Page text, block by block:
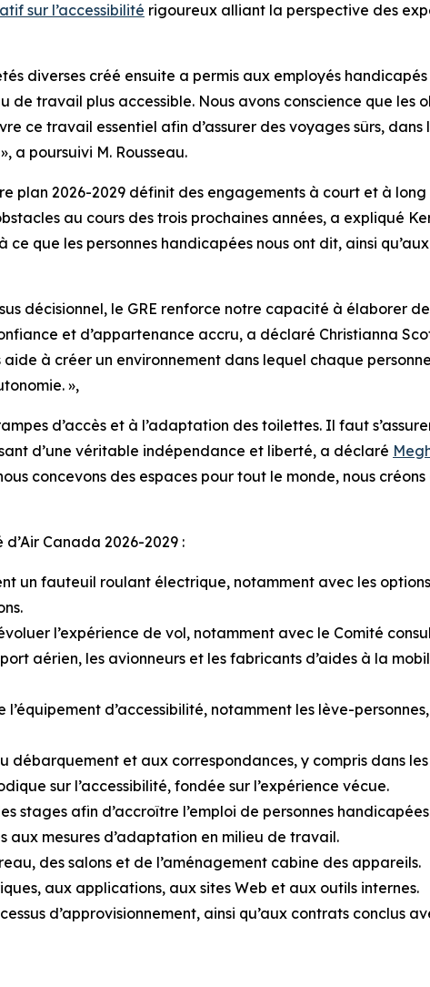
sur l’accessibilité rigoureux alliant la perspective des
diverses créé ensuite a permis aux employés
de travail plus accessible. Nous avons conscience que les
ce travail essentiel afin d’assurer des voyages sûrs,
a poursuivi M. Rousseau.
plan 2026-2029 définit des engagements à court et à
au cours des trois prochaines années, a expliqué
que les personnes handicapées nous ont dit, ainsi
décisionnel, le GRE renforce notre capacité à élaborer
et d’appartenance accru, a déclaré Christianna
à créer un environnement dans lequel chaque
»,
d’accès et à l’adaptation des toilettes. Il faut
d’une véritable indépendance et liberté, a déclaré
concevons des espaces pour tout le monde, nous
Canada 2026-2029 :
un fauteuil roulant électrique, notamment avec les
l’expérience de vol, notamment avec le Comité
aérien, les avionneurs et les fabricants d’aides à la
d’accessibilité, notamment les lève-
débarquement et aux correspondances, y compris dans
sur l’accessibilité, fondée sur l’expérience vécue.
stages afin d’accroître l’emploi de personnes
aux mesures d’adaptation en milieu de travail.
des salons et de l’aménagement cabine des appareils.
aux applications, aux sites Web et aux outils internes.
d’approvisionnement, ainsi qu’aux contrats conclus